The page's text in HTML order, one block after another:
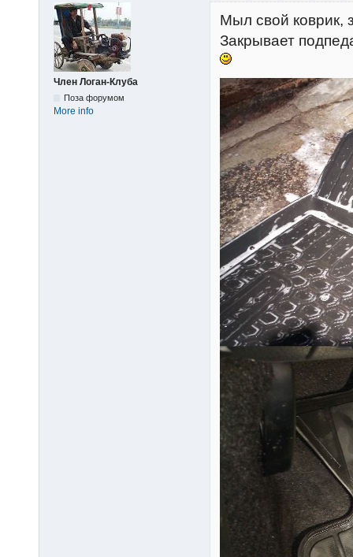
Член Логан-Клуба
Поза форумом
More info
Мыл свой коврик,
Закрывает